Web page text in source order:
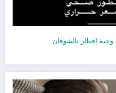
إفطار بالشوفان